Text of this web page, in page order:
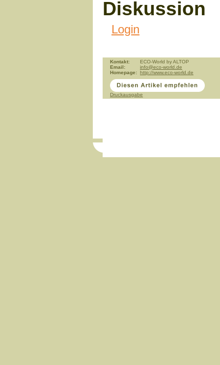
Diskussion
Login
Kontakt:
ECO-World by ALTOP
Email:
info@eco-world.de
Homepage: http://www.eco-world.de
Druckausgabe